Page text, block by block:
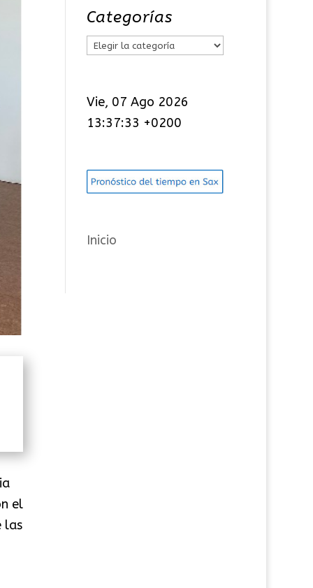
el
las
Categorías
C
e
g
r
í
s
Vie, 07 Ago 2026
13:37:34 +0200
Inicio